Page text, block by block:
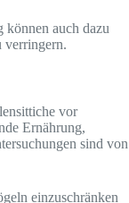
können auch dazu
verringern.
vor
Ernährung,
sind von
einzuschränken